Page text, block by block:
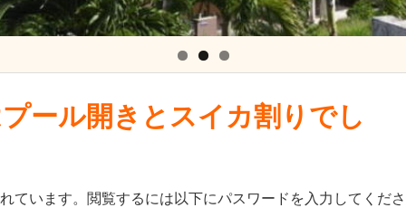
ール開きとスイカ割りでし
ています。閲覧するには以下にパスワードを入力してくださ